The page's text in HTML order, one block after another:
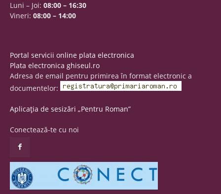
Luni – Joi: 08:00 – 16:30
Vineri: 08:00 – 14:00
Portal servicii online plata electronica
Plata electronica ghiseul.ro
Adresa de email pentru primirea în format electronic a
documentelor:
Aplicația de sesizări „Pentru Roman”
Conectează-te cu noi